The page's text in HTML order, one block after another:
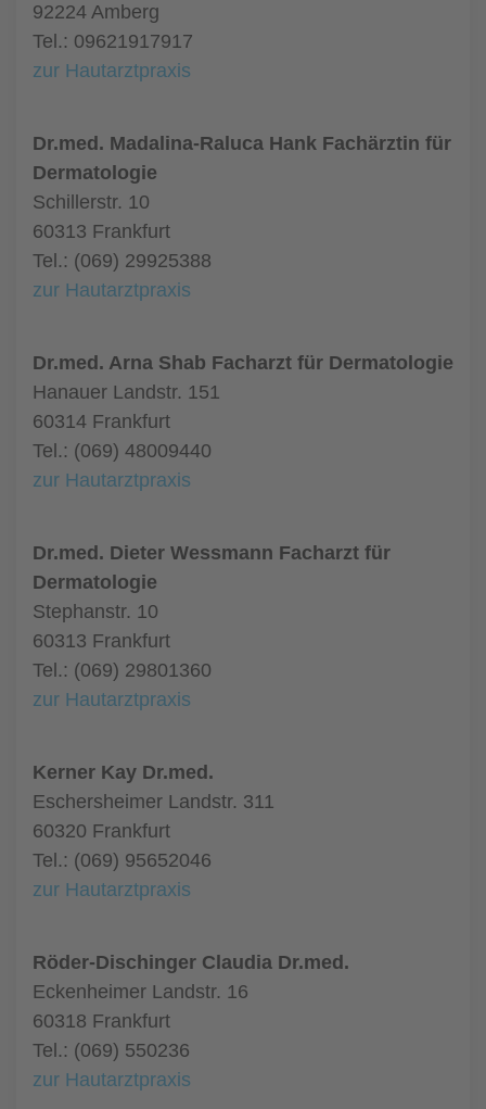
92224 Amberg
Tel.: 09621917917
zur Hautarztpraxis
Dr.med. Madalina-Raluca Hank Fachärztin für
Dermatologie
Schillerstr. 10
60313 Frankfurt
Tel.: (069) 29925388
zur Hautarztpraxis
Dr.med. Arna Shab Facharzt für Dermatologie
Hanauer Landstr. 151
60314 Frankfurt
Tel.: (069) 48009440
zur Hautarztpraxis
Dr.med. Dieter Wessmann Facharzt für
Dermatologie
Stephanstr. 10
60313 Frankfurt
Tel.: (069) 29801360
zur Hautarztpraxis
Kerner Kay Dr.med.
Eschersheimer Landstr. 311
60320 Frankfurt
Tel.: (069) 95652046
zur Hautarztpraxis
Röder-Dischinger Claudia Dr.med.
Eckenheimer Landstr. 16
60318 Frankfurt
Tel.: (069) 550236
zur Hautarztpraxis